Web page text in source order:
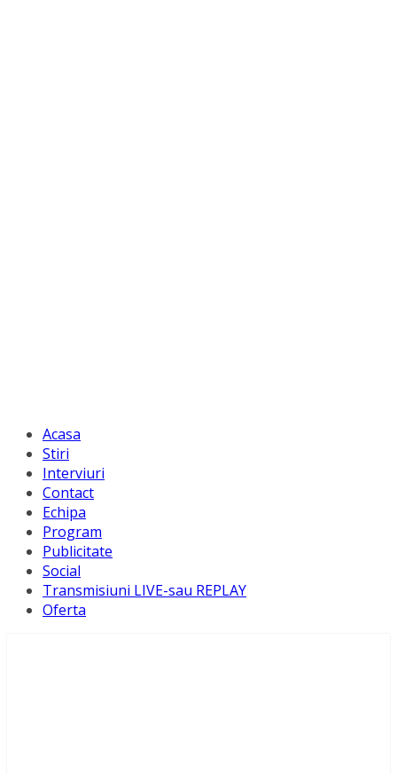
Acasa
Stiri
Interviuri
Contact
Echipa
Program
Publicitate
Social
Transmisiuni LIVE-sau REPLAY
Oferta